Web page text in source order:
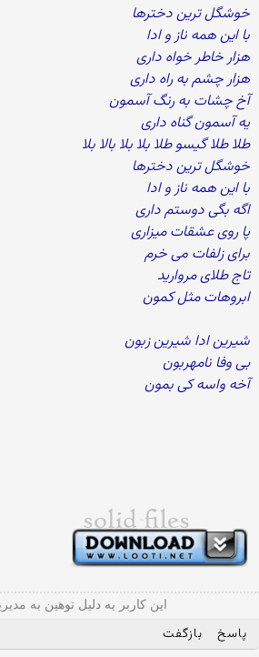
خوشگل ترین دخترها
با این همه ناز و ادا
هزار خاطر خواه داری
هزار چشم به راه داری
آخ چشات به رنگ آسمون
یه آسمون گناه داری
طلا طلا گیسو طلا بلا بلا بالا بلا
خوشگل ترین دخترها
با این همه ناز و ادا
اگه بگی دوستم داری
پا روی عشقات میزاری
برای زلفات می خرم
تاج طلای مروارید
ابروهات مثل کمون
شیرین ادا شیرین زبون
بی وفا نامهربون
آخه واسه کی بمون
این کاربر به دلیل توهین به
پاسخ بازگفت